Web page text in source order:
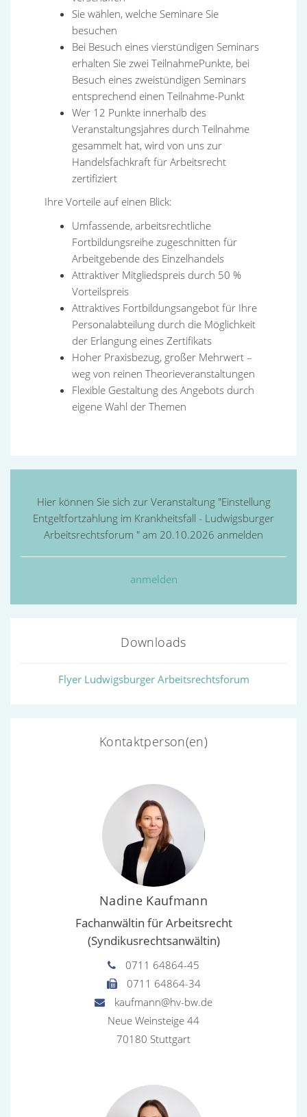
Sie wählen, welche Seminare Sie
besuchen
Bei Besuch eines vierstündigen Seminars
erhalten Sie zwei TeilnahmePunkte, bei
Besuch eines zweistündigen Seminars
entsprechend einen Teilnahme-Punkt
Wer 12 Punkte innerhalb des
Veranstaltungsjahres durch Teilnahme
gesammelt hat, wird von uns zur
Handelsfachkraft für Arbeitsrecht
zertifiziert
Ihre Vorteile auf einen Blick:
Umfassende, arbeitsrechtliche
Fortbildungsreihe zugeschnitten für
Arbeitgebende des Einzelhandels
Attraktiver Mitgliedspreis durch 50 %
Vorteilspreis
Attraktives Fortbildungsangebot für Ihre
Personalabteilung durch die Möglichkeit
der Erlangung eines Zertifikats
Hoher Praxisbezug, großer Mehrwert –
weg von reinen Theorieveranstaltungen
Flexible Gestaltung des Angebots durch
eigene Wahl der Themen
Hier können Sie sich zur Veranstaltung "Einstellung
Entgeltfortzahlung im Krankheitsfall - Ludwigsburger
Arbeitsrechtsforum " am 20.10.2026 anmelden
anmelden
Downloads
Flyer Ludwigsburger Arbeitsrechtsforum
Kontaktperson(en)
Nadine Kaufmann
Fachanwältin für Arbeitsrecht
(Syndikusrechtsanwältin)
0711 64864-45
0711 64864-34
kaufmann@hv-bw.de
Neue Weinsteige 44
70180 Stuttgart